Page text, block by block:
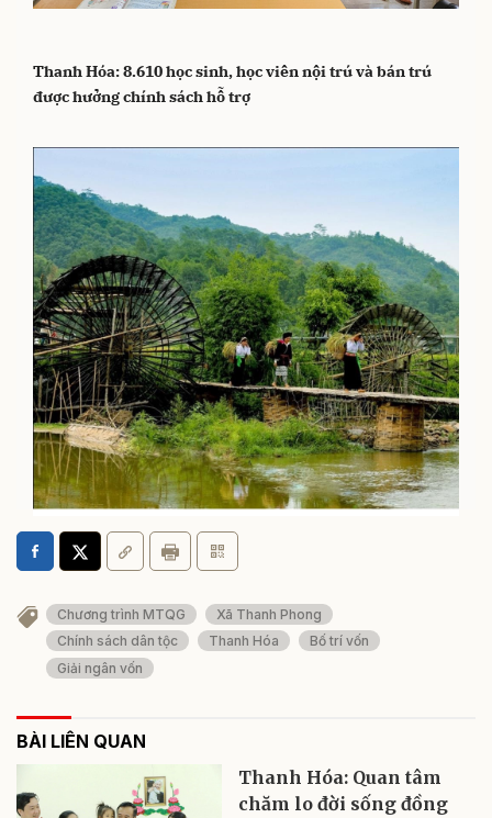
Thanh Hóa: 8.610 học sinh, học viên nội trú và bán trú
được hưởng chính sách hỗ trợ
Thanh Hóa cần hơn 29,1 nghìn tỷ đồng để triển khai
Chương trình MTQG tích hợp giai đoạn 2026 - 2030
Chương trình MTQG
Xã Thanh Phong
Chính sách dân tộc
Thanh Hóa
Bố trí vốn
Giải ngân vốn
BÀI LIÊN QUAN
Thanh Hóa: Quan tâm
chăm lo đời sống đồng